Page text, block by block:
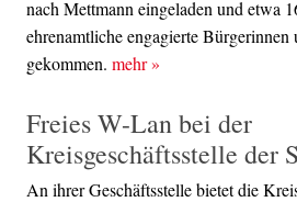
nach Mettmann eingeladen und etwa
ehrenamtliche engagierte
gekommen. mehr»
Freies W-Lan bei der
Kreisgeschäftsstelle der
An ihrer Geschäftsstelle bietet die